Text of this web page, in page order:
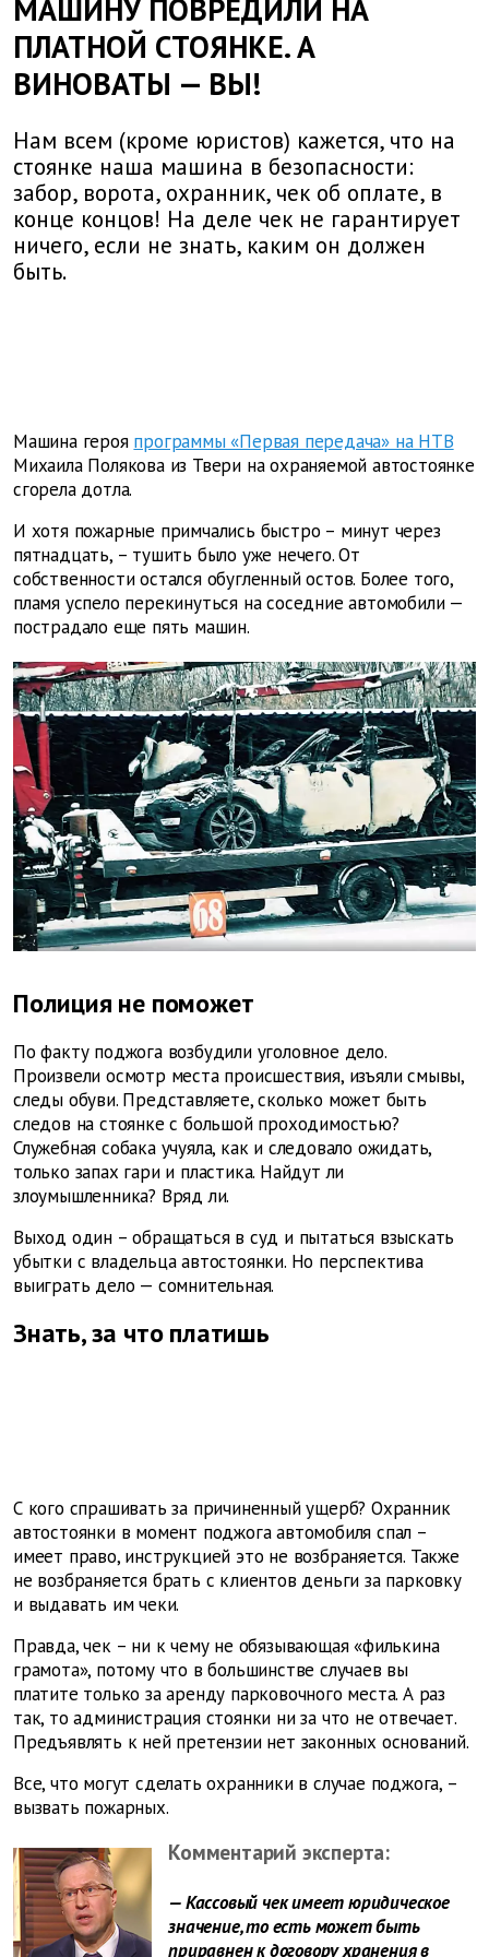
МАШИНУ ПОВРЕДИЛИ НА
ПЛАТНОЙ СТОЯНКЕ. А
ВИНОВАТЫ — ВЫ!
Нам всем (кроме юристов) кажется, что на
стоянке наша машина в безопасности:
забор, ворота, охранник, чек об оплате, в
конце концов! На деле чек не гарантирует
ничего, если не знать, каким он должен
быть.
Машина героя программы «Первая передача» на НТВ
Михаила Полякова из Твери на охраняемой автостоянке
сгорела дотла.
И хотя пожарные примчались быстро – минут через
пятнадцать, – тушить было уже нечего. От
собственности остался обугленный остов. Более того,
пламя успело перекинуться на соседние автомобили —
пострадало еще пять машин.
Полиция не поможет
По факту поджога возбудили уголовное дело.
Произвели осмотр места происшествия, изъяли смывы,
следы обуви. Представляете, сколько может быть
следов на стоянке с большой проходимостью?
Служебная собака учуяла, как и следовало ожидать,
только запах гари и пластика. Найдут ли
злоумышленника? Вряд ли.
Выход один – обращаться в суд и пытаться взыскать
убытки с владельца автостоянки. Но перспектива
выиграть дело — сомнительная.
Знать, за что платишь
С кого спрашивать за причиненный ущерб? Охранник
автостоянки в момент поджога автомобиля спал –
имеет право, инструкцией это не возбраняется. Также
не возбраняется брать с клиентов деньги за парковку
и выдавать им чеки.
Правда, чек – ни к чему не обязывающая «филькина
грамота», потому что в большинстве случаев вы
платите только за аренду парковочного места. А раз
так, то администрация стоянки ни за что не отвечает.
Предъявлять к ней претензии нет законных оснований.
Все, что могут сделать охранники в случае поджога, –
вызвать пожарных.
Комментарий эксперта:
— Кассовый чек имеет юридическое
значение, то есть может быть
приравнен к договору хранения в